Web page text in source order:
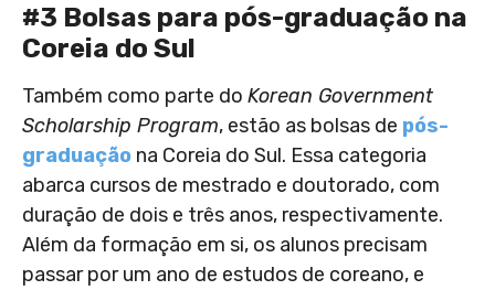
#3 Bolsas para pós-graduação na
Coreia do Sul
Também como parte do Korean Government
Scholarship Program, estão as bolsas de pós-
graduação na Coreia do Sul. Essa categoria
abarca cursos de mestrado e doutorado, com
duração de dois e três anos, respectivamente.
Além da formação em si, os alunos precisam
passar por um ano de estudos de coreano, e